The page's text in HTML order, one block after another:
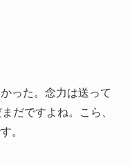
った。念力は送って
だですよね。こら、
。